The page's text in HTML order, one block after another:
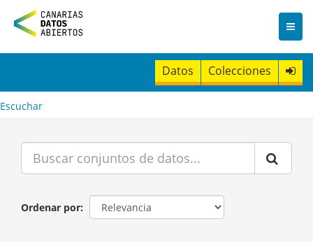
n
t
Datos Colecciones
Escuchar
Ordenar por